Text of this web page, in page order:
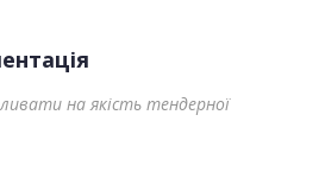
на якість тендерної